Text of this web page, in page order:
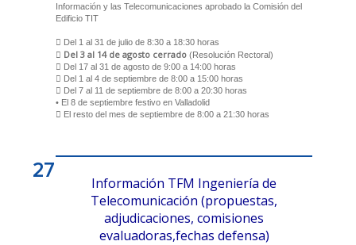
Información y las Telecomunicaciones aprobado la Comisión del
Edificio TIT
 Del 1 al 31 de julio de 8:30 a 18:30 horas
 Del 3 al 14 de agosto cerrado (Resolución Rectoral)
 Del 17 al 31 de agosto de 9:00 a 14:00 horas
 Del 1 al 4 de septiembre de 8:00 a 15:00 horas
 Del 7 al 11 de septiembre de 8:00 a 20:30 horas
• El 8 de septiembre festivo en Valladolid
 El resto del mes de septiembre de 8:00 a 21:30 horas
27
Información TFM Ingeniería de
Telecomunicación (propuestas,
adjudicaciones, comisiones
evaluadoras,fechas defensa)